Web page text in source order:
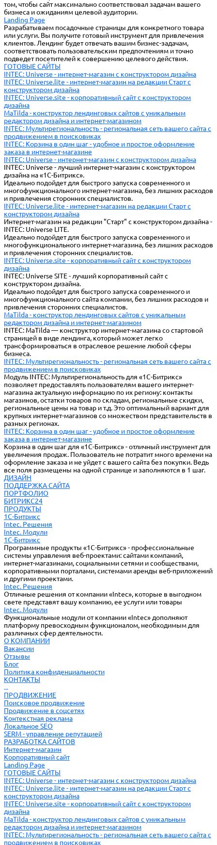
том, чтобы сайт максимально соответствовал задачам вашего
бизнеса и ожиданиям целевой аудитории.
Landing Page
Разрабатываем посадочные страницы для конкретного товара
или услуги. Вы получите готовый инструмент для привлечения
клиентов. Лендинг будет отвечать вашим бизнес-задачам,
соответствовать пользовательским предпочтениям и точно
подведет посетителей к совершению целевого действия.
ГОТОВЫЕ САЙТЫ
INTEC: Universe - интернет-магазин с конструктором дизайна
INTEC: Universe.lite - интернет-магазин на редакции Старт с
конструктором дизайна
INTEC: Universe.site - корпоративный сайт с конструктором
дизайна
MaTilda - конструктор лендинговых сайтов с уникальным
редактором дизайна и интернет-магазином
INTEC: Мультирегиональность - региональная сеть вашего сайта с
продвижением в поисковиках
INTEC: Корзина в один шаг - удобное и простое оформление
заказа в интернет-магазине
INTEC: Universe - интернет-магазин с конструктором дизайна
INTEC: Universe - лучший интернет-магазин с конструктором
дизайна на «1C-Битрикс».
Идеально подойдет для быстрого запуска современного и
многофункционального интернет-магазина, без лишних расходов
и привлечения сторонних специалистов.
INTEC: Universe.lite - интернет-магазин на редакции Старт с
конструктором дизайна
Интернет-магазин на редакции "Старт" с конструктором дизайна -
INTEC: Universe LITE.
Идеально подойдет для быстрого запуска современного и
многофункционального интернет-магазина, без лишних расходов
и привлечения сторонних специалистов.
INTEC: Universe.site - корпоративный сайт с конструктором
дизайна
INTEC: Universe SITE - лучший корпоративный сайт с
конструктором дизайна.
Идеально подойдет для быстрого запуска современного и
многофункционального сайта компании, без лишних расходов и
привлечения сторонних специалистов.
MaTilda - конструктор лендинговых сайтов с уникальным
редактором дизайна и интернет-магазином
INTEC: MaTilda — конструктор интернет-магазина со стартовой
страницей в виде лендинга, который может легко
трансформироваться в отраслевое решение любой сферы
бизнеса.
INTEC: Мультирегиональность - региональная сеть вашего сайта с
продвижением в поисковиках
Модуль INTEC: Мультирегиональность для «1С-Битрикс»
позволяет предоставлять пользователям вашего интернет-
магазина актуальную информацию по их региону: контакты
магазинов, остатки товаров по складам, региональные скидки,
региональные цены на товар и т.д. Это оптимальный вариант для
крупных интернет-магазинов со множеством представительств в
разных регионах.
INTEC: Корзина в один шаг - удобное и простое оформление
заказа в интернет-магазине
Корзина в один шаг для «1С-Битрикс» - отличный инструмент для
увеличения продаж. Пользователь не потратит много времени на
оформление заказа и не уйдет с вашего сайта без покупки. Ведь
все поля размещены на одной странице и заполняются в 1 шаг.
ДИЗАЙН
ПОДДЕРЖКА САЙТА
ПОРТФОЛИО
БИТРИКС24
ПРОДУКТЫ
1С-Битрикс
Intec. Решения
Intec. Модули
1С-Битрикс
Программные продукты «1С-Битрикс» - профессиональные
системы управления веб-проектами: сайтами компаний,
интернет-магазинами, социальными сетями и сообществами,
корпоративными порталами, системами аренды веб-приложений
и другими проектами.
Intec. Решения
Отличные решения от компании «Intec», которые в выгодном
свете представят вашу компанию, ее услуги или товары
Intec. Модули
Функциональные модули от компании «Intec» дополняют
платформу превосходным функционалом, необходимым для
различных сфер деятельности.
О КОМПАНИИ
Вакансии
Отзывы
Блог
Политика конфиденциальности
КОНТАКТЫ
...
ПРОДВИЖЕНИЕ
Поисковое продвижение
Продвижение в соцсетях
Контекстная реклама
Локальное SEO
SERM - управление репутацией
РАЗРАБОТКА САЙТОВ
Интернет-магазин
Корпоративный сайт
Landing Page
ГОТОВЫЕ САЙТЫ
INTEC: Universe - интернет-магазин с конструктором дизайна
INTEC: Universe.lite - интернет-магазин на редакции Старт с
конструктором дизайна
INTEC: Universe.site - корпоративный сайт с конструктором
дизайна
MaTilda - конструктор лендинговых сайтов с уникальным
редактором дизайна и интернет-магазином
INTEC: Мультирегиональность - региональная сеть вашего сайта с
продвижением в поисковиках